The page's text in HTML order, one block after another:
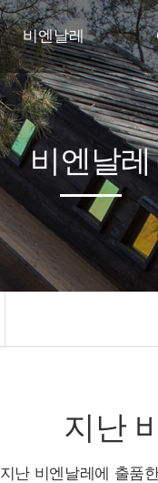
비엔날레
비엔날레 행사개요
주제
프로그램
전시작품
관람안내
지난비엔날레
비엔날레
지난
지난 비엔날레에 출품